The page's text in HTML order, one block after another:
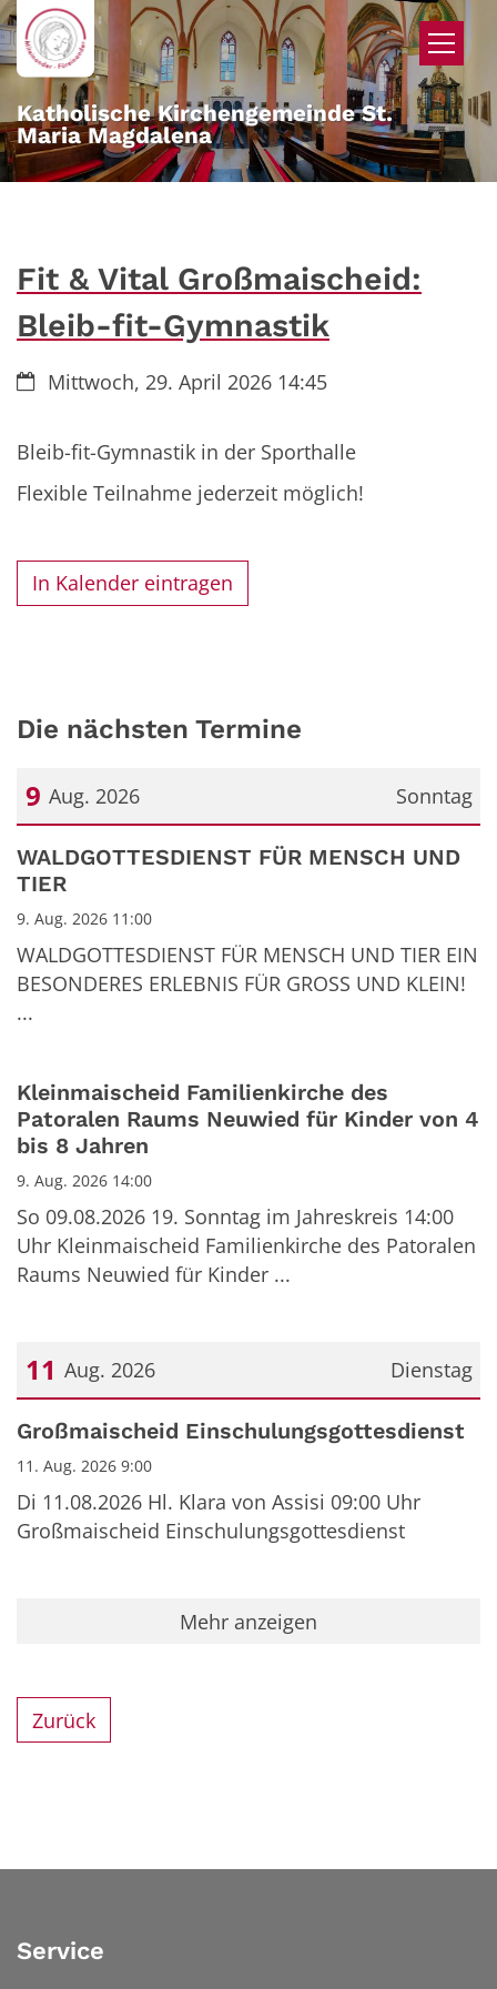
Zum Inhalt springen
Katholische Kirchengemeinde St.
Maria Magdalena
Fit & Vital Großmaischeid:
Bleib-fit-Gymnastik
Datum:Mittwoch, 29. April 2026 14:45
Bleib-fit-Gymnastik in der Sporthalle
Flexible Teilnahme jederzeit möglich!
In Kalender eintragen
Die nächsten Termine
Sonntag
9 Aug. 2026
Datum: 9. August 2026
WALDGOTTESDIENST FÜR MENSCH UND
TIER
9. Aug. 2026 11:00
WALDGOTTESDIENST FÜR MENSCH UND TIER EIN
BESONDERES ERLEBNIS FÜR GROSS UND KLEIN!
...
Kleinmaischeid Familienkirche des
Patoralen Raums Neuwied für Kinder von 4
bis 8 Jahren
9. Aug. 2026 14:00
So 09.08.2026 19. Sonntag im Jahreskreis 14:00
Uhr Kleinmaischeid Familienkirche des Patoralen
Raums Neuwied für Kinder ...
Dienstag
11 Aug. 2026
Datum: 11. August 2026
Großmaischeid Einschulungsgottesdienst
11. Aug. 2026 9:00
Di 11.08.2026 Hl. Klara von Assisi 09:00 Uhr
Großmaischeid Einschulungsgottesdienst
Mehr anzeigen
Zurück
Service